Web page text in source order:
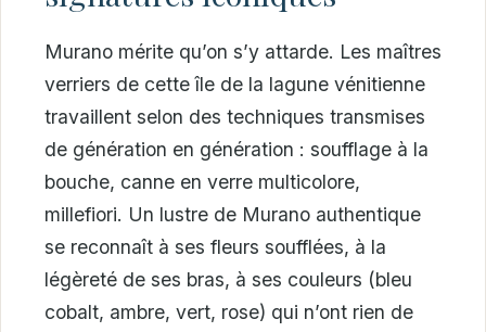
Murano mérite qu’on s’y attarde. Les maîtres
verriers de cette île de la lagune vénitienne
travaillent selon des techniques transmises
de génération en génération : soufflage à la
bouche, canne en verre multicolore,
millefiori. Un lustre de Murano authentique
se reconnaît à ses fleurs soufflées, à la
légèreté de ses bras, à ses couleurs (bleu
cobalt, ambre, vert, rose) qui n’ont rien de